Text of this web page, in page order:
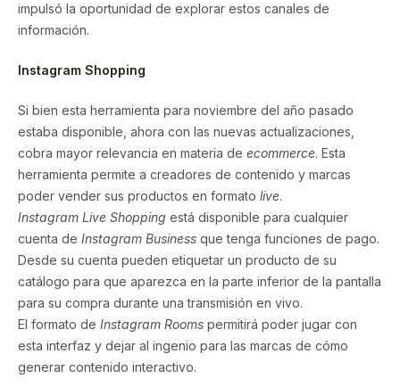
impulsó la oportunidad de explorar estos canales de
información.
Instagram Shopping
Si bien esta herramienta para noviembre del año pasado
estaba disponible, ahora con las nuevas actualizaciones,
cobra mayor relevancia en materia de ecommerce. Esta
herramienta permite a creadores de contenido y marcas
poder vender sus productos en formato live.
Instagram Live Shopping está disponible para cualquier
cuenta de Instagram Business que tenga funciones de pago.
Desde su cuenta pueden etiquetar un producto de su
catálogo para que aparezca en la parte inferior de la pantalla
para su compra durante una transmisión en vivo.
El formato de Instagram Rooms permitirá poder jugar con
esta interfaz y dejar al ingenio para las marcas de cómo
generar contenido interactivo.